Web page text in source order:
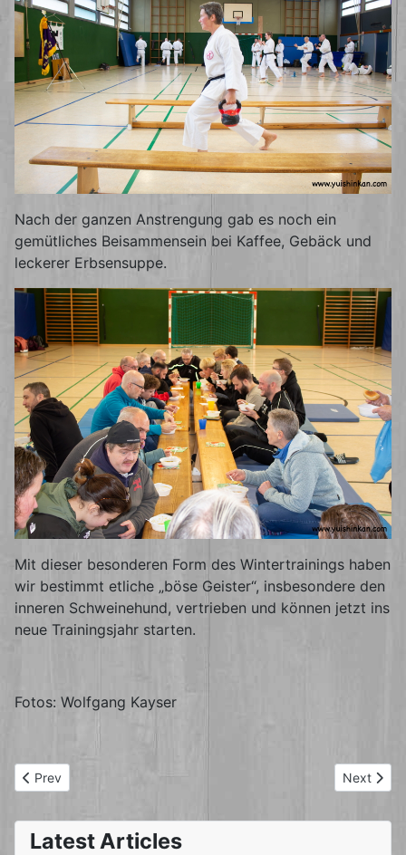
Nach der ganzen Anstrengung gab es noch ein
gemütliches Beisammensein bei Kaffee, Gebäck und
leckerer Erbsensuppe.
Mit dieser besonderen Form des Wintertrainings haben
wir bestimmt etliche „böse Geister“, insbesondere den
inneren Schweinehund, vertrieben und können jetzt ins
neue Trainingsjahr starten.
Fotos: Wolfgang Kayser
Previous article: Nage Waza Lehrgang 28.01.2024
Prev Next
Next
Latest Articles